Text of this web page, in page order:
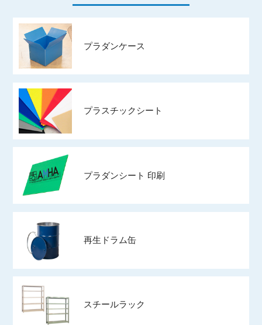
プラダンケース
プラスチックシート
プラダンシート 印刷
再生ドラム缶
スチールラック